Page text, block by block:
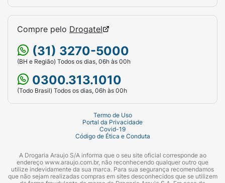
de pesquisa dermatológica
Modo de uso:
Nosso prático frasco com pump libera a
quantidade exata de óleo, evitando
ser usado no corpo e nos cabelos. Pressione
o pump (apenas uma vez!) para obter a
quantidade ideal de óleo na mão. Aplique
diretamente na pele molhada na pele do
bebê, criança ou adulto ou aplique
diretamente na banheira com água.
Lave suavemente, massageando
delicadamente a pele. Enxágue e seque com
Compre pelo Drogatel
(31) 3270-5000
(BH e Região) Todos os dias, 06h às 00h
0300.313.1010
(Todo Brasil) Todos os dias, 06h às 00h
Termo de Uso
Portal da Privacidade
Covid-19
Código de Ética e Conduta
A Drogaria Araujo S/A informa que o seu site oficial corresponde ao
endereço www.araujo.com.br, não reconhecendo qualquer outro que
utilize indevidamente da sua marca. Para sua segurança recomendamos
que não sejam realizadas compras em sites desconhecidos que se utilizem